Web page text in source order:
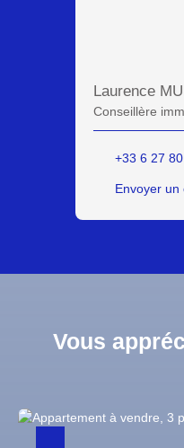
Laurence
Conseillère
+33 6 27
Envoyer un
Vous